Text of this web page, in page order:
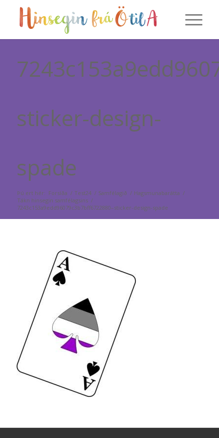
sticker-design-
spade
Þú ert hér: Forsíða / Test24 / Samfélagið / Hagsmunabarátta /
Tákn hinsegin samfélagsins /
7243c153a9edd96079c3b7bff6722880–sticker-design-spade